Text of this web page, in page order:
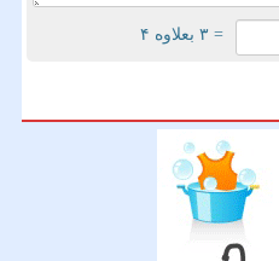
= ۳ بعلاوه ۴